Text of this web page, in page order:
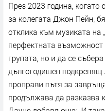
През 2023 година, когато
за колегата Джон Пейн,
отклика към музиката на
перфектната
групата, но и да се
дългогодишен подкрепящ
проправи пътя за
продължава да разказва